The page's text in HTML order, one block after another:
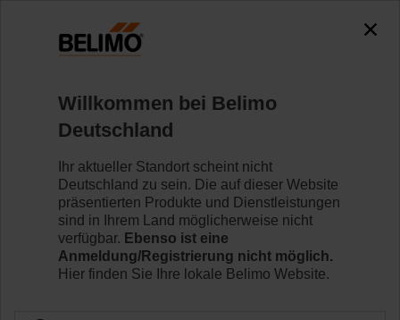
CQD230A
Mehr erfahren
Zurück zur Produktkategorie
Willkommen bei Belimo
Deutschland
Ihr aktueller Standort scheint nicht
Deutschland zu sein. Die auf dieser Website
präsentierten Produkte und Dienstleistungen
sind in Ihrem Land möglicherweise nicht
verfügbar. Ebenso ist eine
Anmeldung/Registrierung nicht möglich.
Hier finden Sie Ihre lokale Belimo Website.